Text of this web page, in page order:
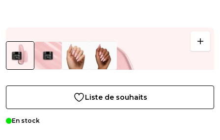
Liste de souhaits
En stock